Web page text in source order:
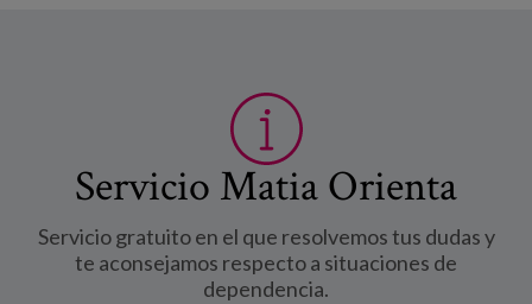
Servicio Matia Orienta
Servicio gratuito en el que resolvemos tus dudas y
te aconsejamos respecto a situaciones de
dependencia.